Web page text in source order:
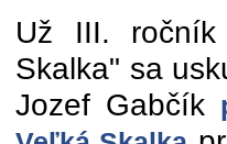
Už III. ročník
Skalka" sa
Jozef Gabčík